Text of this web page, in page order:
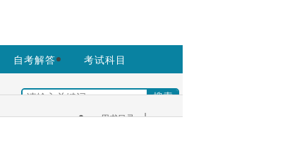
自考解答
考试科目
用书目录 |